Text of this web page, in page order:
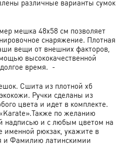
различные варианты сумок
мешка 48х58 см позволяет
снаряжение. Плотная
вещи от внешних факторов,
высококачественной
время. -
Сшита из плотной хб
Ручки сделаны из
цвета и идет в комплекте.
по желанию
надписью и с любым цветом на
именной рюкзак, укажите в
и Фамилию латинскимии